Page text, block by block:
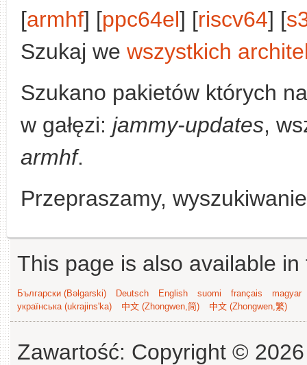
[armhf] [ppc64el] [riscv64] [
Szukaj we wszystkich
Szukano pakietów których
w gałęzi: jammy-updates,
armhf.
Przepraszamy,
This page is also available
Български (Bəlgarski) Deutsch English suomi français
magyar
українська (ukrajins'ka)
中文 (Zhongwen,简) 中文 (Zhongwen,繁)
Zawartość: Copyright ©